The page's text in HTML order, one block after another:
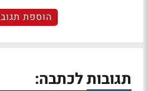
הוספת
תגובות לכתבה: